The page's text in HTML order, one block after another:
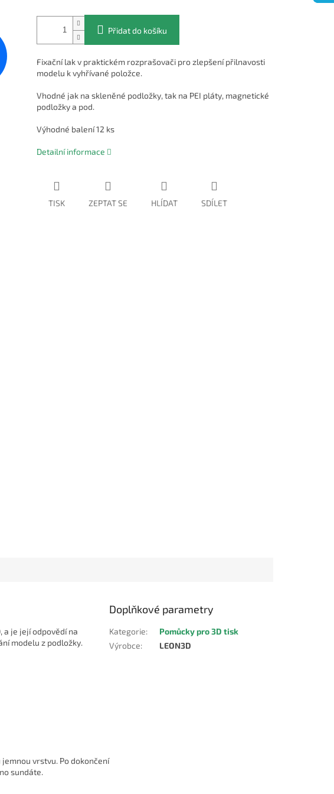
Přidat do košíku
Fixační lak v praktickém rozprašovači pro zlepšení přilnavosti
modelu k vyhřívané položce.
Vhodné jak na skleněné podložky, tak na PEI pláty, magnetické
podložky a pod.
Výhodné balení 12 ks
Detailní informace
TISK ZEPTAT SE HLÍDAT SDÍLET
a je její odpovědí na
modelu z podložky.
vrstvu. Po dokončení
sundáte.
Doplňkové parametry
Kategorie:
Pomůcky pro 3D tisk
Výrobce: LEON3D